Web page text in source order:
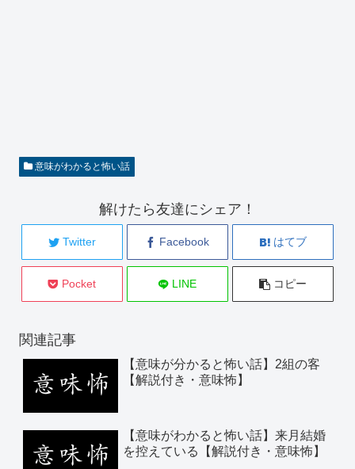
意味がわかると怖い話
解けたら友達にシェア！
Twitter Facebook はてブ
Pocket LINE コピー
関連記事
【意味が分かると怖い話】2組の客
【解説付き・意味怖】
【意味がわかると怖い話】来月結婚
を控えている【解説付き・意味怖】